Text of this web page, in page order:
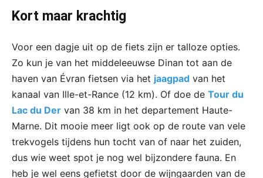
Kort maar krachtig
Voor een dagje uit op de fiets zijn er talloze opties.
Zo kun je van het middeleeuwse Dinan tot aan de
haven van Évran fietsen via het jaagpad van het
kanaal van Ille-et-Rance (12 km). Of doe de Tour du
Lac du Der van 38 km in het departement Haute-
Marne. Dit mooie meer ligt ook op de route van vele
trekvogels tijdens hun tocht van of naar het zuiden,
dus wie weet spot je nog wel bijzondere fauna. En
heb je wel eens gefietst door de wijngaarden van de